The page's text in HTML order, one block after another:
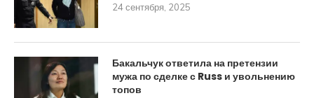
24 сентября, 2025
Бакальчук ответила на претензии
мужа по сделке с Russ и увольнению
топов